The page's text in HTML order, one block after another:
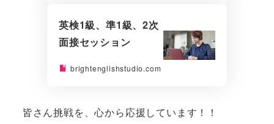
英検1級、準1級、2次
面接セッション
brightenglishstudio.com
皆さん挑戦を、心から応援しています！！